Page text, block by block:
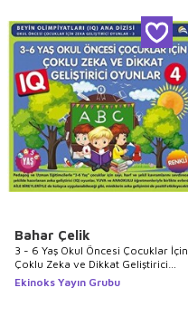
Bahar Çelik
3 - 6 Yaş Okul Öncesi Çocuklar İçin
Çoklu Zeka ve Dikkat Geliştirici
Oyunlar 4
Ekinoks Yayın Grubu